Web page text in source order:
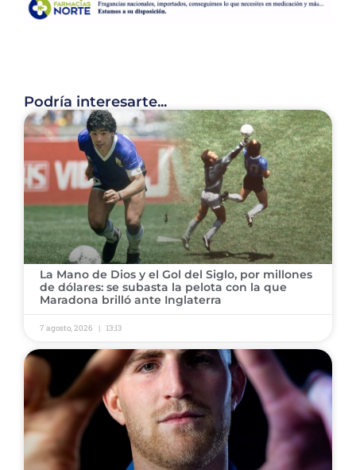
Podría interesarte...
​La Mano de Dios y el Gol del Siglo, por millones
de dólares: se subasta la pelota con la que
Maradona brilló ante Inglaterra
7 agosto, 2026 13:13